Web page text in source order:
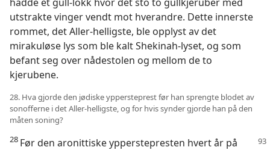
utstrakte vinger vendt mot hverandre. Dette innerste
rommet, det Aller-helligste, ble opplyst av det
mirakuløse lys som ble kalt Shekinah-lyset, og som
befant seg over nådestolen og mellom de to
kjerubene.
28. Hva gjorde den jødiske yppersteprest før han sprengte blodet av
sonofferne i det Aller-helligste, og for hvis synder gjorde han på den
måten soning?
28 Før den aronittiske ypperstepresten hvert år på